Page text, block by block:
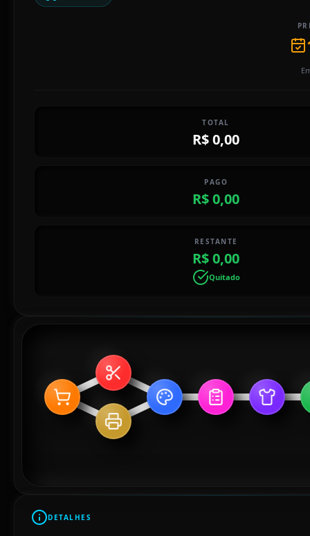
TOTAL
R$ 0,00
PAGO
R$ 0,00
RESTANTE
R$ 0,00
Quitado
DETALHES